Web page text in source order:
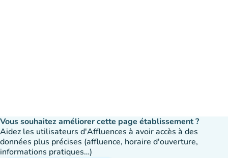
Vous souhaitez améliorer cette page établissement ?
Aidez les utilisateurs d'Affluences à avoir accès à des
données plus précises (affluence, horaire d'ouverture,
informations pratiques…)